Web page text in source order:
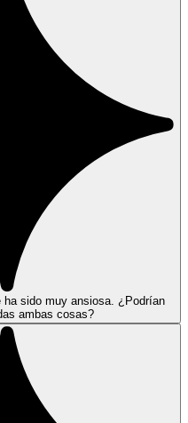
sido muy ansiosa. ¿Podrían
ambas cosas?